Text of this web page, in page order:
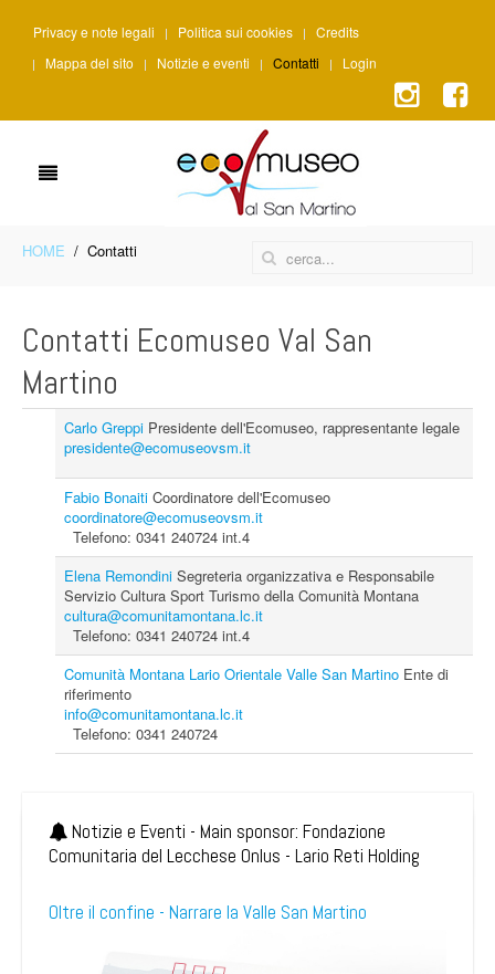
Privacy e note legali Politica sui cookies
Credits
Mappa del sito
Notizie e eventi Contatti Login
HOME Contatti
Contatti Ecomuseo Val San
Martino
Carlo Greppi Presidente dell'Ecomuseo, rappresentante legale
presidente@ecomuseovsm.it
Fabio Bonaiti Coordinatore dell'Ecomuseo
coordinatore@ecomuseovsm.it
Telefono: 0341 240724 int.4
Elena Remondini Segreteria organizzativa e Responsabile
Servizio Cultura Sport Turismo della Comunità Montana
cultura@comunitamontana.lc.it
Telefono: 0341 240724 int.4
Comunità Montana Lario Orientale Valle San Martino Ente di
riferimento
info@comunitamontana.lc.it
Telefono: 0341 240724
Notizie e Eventi - Main sponsor: Fondazione
Comunitaria del Lecchese Onlus - Lario Reti Holding
Oltre il confine - Narrare la Valle San Martino